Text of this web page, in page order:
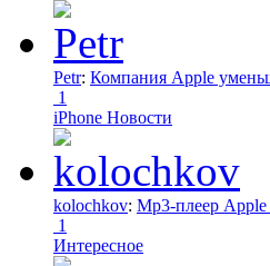
Petr: Компания Apple
1
iPhone Новости
kolochkov: Mp3-плеер
1
Интересное